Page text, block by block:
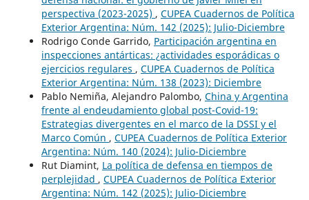
perspectiva (2023-2025) , CUPEA Cuadernos de Política
Exterior Argentina: Núm. 142 (2025): Julio-Diciembre
Rodrigo Conde Garrido, Participación argentina en
inspecciones antárticas: ¿actividades esporádicas o
ejercicios regulares , CUPEA Cuadernos de Política
Exterior Argentina: Núm. 138 (2023): Diciembre
Pablo Nemiña, Alejandro Palombo, China y Argentina
frente al endeudamiento global post-Covid-19:
Estrategias divergentes en el marco de la DSSI y el
Marco Común , CUPEA Cuadernos de Política Exterior
Argentina: Núm. 140 (2024): Julio-Diciembre
Rut Diamint, La política de defensa en tiempos de
perplejidad , CUPEA Cuadernos de Política Exterior
Argentina: Núm. 142 (2025): Julio-Diciembre